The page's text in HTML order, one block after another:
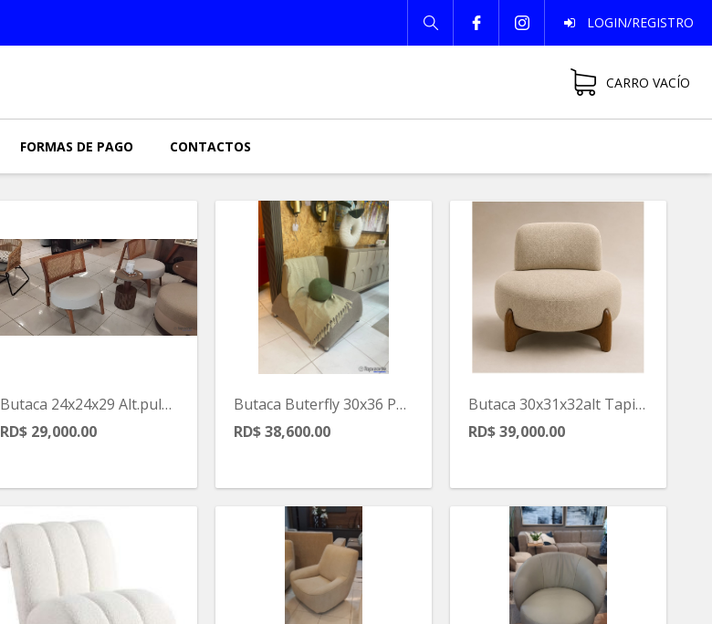
LOGIN/REGISTRO
CARRO VACÍO
FORMAS DE PAGO CONTACTOS
Butaca 24x24x29 Alt.pulg.c/pajilla T/natural
RD$ 29,000.00
Butaca Buterfly 30x36 Pulg.gris/ Taupe
RD$ 38,600.00
Butaca 30x31x32alt Tapizada Color Crema
RD$ 39,000.00